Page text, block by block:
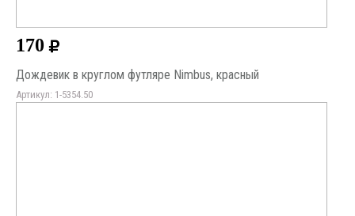
170
Дождевик в круглом футляре Nimbus, красный
Артикул: 1-5354.50